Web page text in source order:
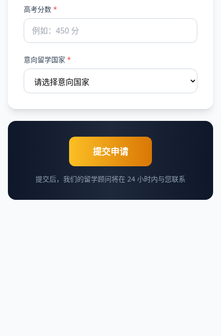
高考分数 *
意向留学国家 *
提交申请
提交后，我们的留学顾问将在 24 小时内与您联系